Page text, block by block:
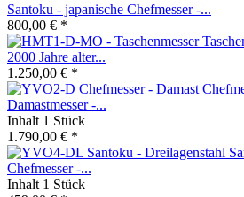
Santoku - japanische Chefmesser -...
800,00 € *
2000 Jahre alter...
1.250,00 € *
Damastmesser -...
Inhalt 1 Stück
1.790,00 € *
Chefmesser -...
Inhalt 1 Stück